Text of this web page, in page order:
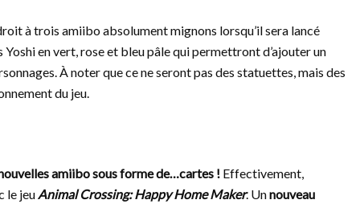
à trois amiibo absolument mignons lorsqu’il sera lancé
en vert, rose et bleu pâle qui permettront d’ajouter un
À noter que ce ne seront pas des statuettes, mais des
du jeu.
amiibo sous forme de…cartes ! Effectivement,
le jeuAnimal Crossing: Happy Home Maker. Unnouveau